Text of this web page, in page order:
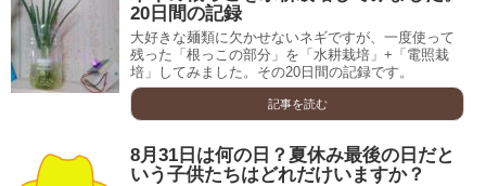
20日間の記録
大好きな麺類に欠かせないネギですが、一度使って
残った「根っこの部分」を「水耕栽培」+「電照栽
培」してみました。その20日間の記録です。
記事を読む
8月31日は何の日？夏休み最後の日だと
いう子供たちはどれだけいますか？